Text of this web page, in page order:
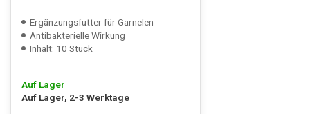
Ergänzungsfutter für Garnelen
Antibakterielle Wirkung
Inhalt: 10 Stück
Auf Lager
Auf Lager, 2-3 Werktage